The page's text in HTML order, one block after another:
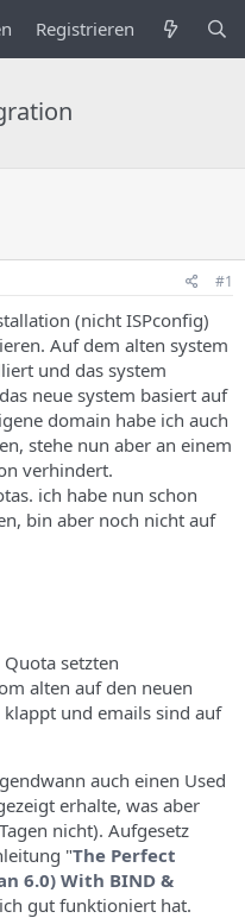
Registrieren
#1
(nicht ISPconfig)
Auf dem alten system
und das system
neue system basiert auf
domain habe ich auch
stehe nun aber an einem
verhindert.
ich habe nun schon
bin aber noch nicht auf
setzten
alten auf den neuen
und emails sind auf
auch einen Used
erhalte, was aber
nicht). Aufgesetz
"The Perfect
6.0) With BIND &
gut funktioniert hat.